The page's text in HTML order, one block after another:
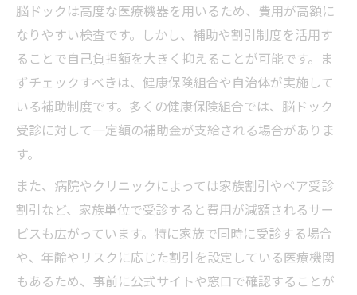
脳ドックは高度な医療機器を用いるため、費用が高額に
なりやすい検査です。しかし、補助や割引制度を活用す
ることで自己負担額を大きく抑えることが可能です。ま
ずチェックすべきは、健康保険組合や自治体が実施して
いる補助制度です。多くの健康保険組合では、脳ドック
受診に対して一定額の補助金が支給される場合がありま
す。
また、病院やクリニックによっては家族割引やペア受診
割引など、家族単位で受診すると費用が減額されるサー
ビスも広がっています。特に家族で同時に受診する場合
や、年齢やリスクに応じた割引を設定している医療機関
もあるため、事前に公式サイトや窓口で確認することが